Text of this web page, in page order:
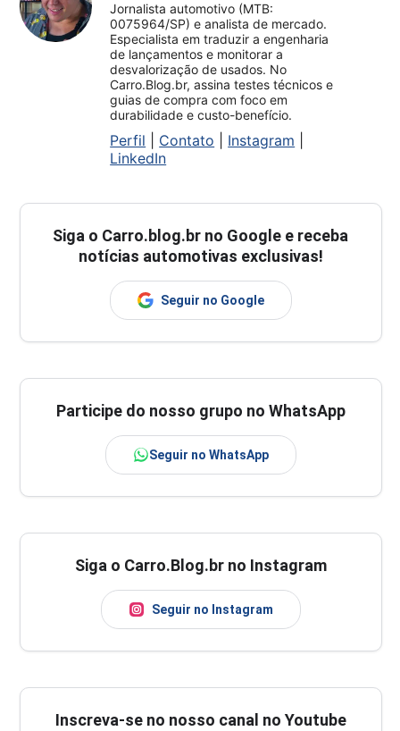
Jornalista automotivo (MTB:
0075964/SP) e analista de mercado.
Especialista em traduzir a engenharia
de lançamentos e monitorar a
desvalorização de usados. No
Carro.Blog.br, assina testes técnicos e
guias de compra com foco em
durabilidade e custo-benefício.
Perfil Contato Instagram
LinkedIn
Siga o Carro.blog.br no Google e receba
notícias automotivas exclusivas!
Seguir no Google
Participe do nosso grupo no WhatsApp
Seguir no WhatsApp
Siga o Carro.Blog.br no Instagram
Seguir no Instagram
Inscreva-se no nosso canal no Youtube